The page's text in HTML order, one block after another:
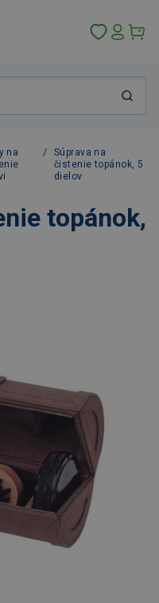
na
/
Súprava na
čistenie topánok, 5
dielov
topánok,